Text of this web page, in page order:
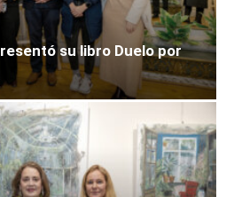
su libro Duelo por